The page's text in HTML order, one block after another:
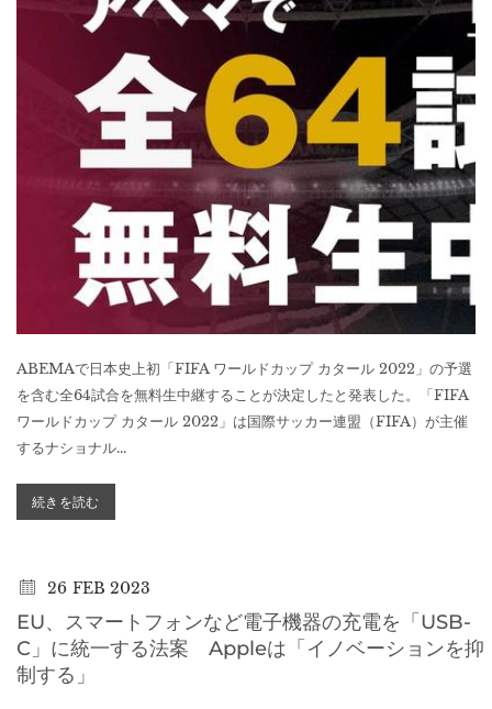
ABEMAで日本史上初「FIFA ワールドカップ カタール 2022」の予選
を含む全64試合を無料生中継することが決定したと発表した。「FIFA
ワールドカップ カタール 2022」は国際サッカー連盟（FIFA）が主催
するナショナル...
続きを読む
26 FEB 2023
EU、スマートフォンなど電子機器の充電を「USB-
C」に統一する法案 Appleは「イノベーションを抑
制する」